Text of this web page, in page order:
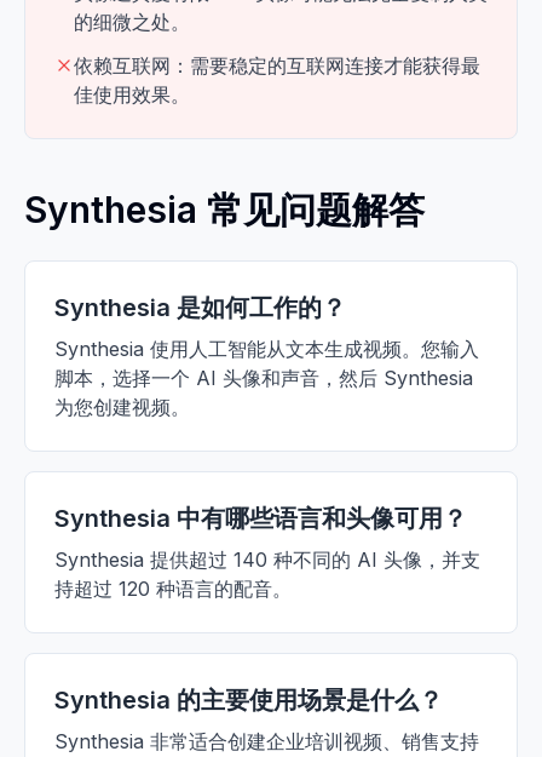
的细微之处。
依赖互联网：需要稳定的互联网连接才能获得最
佳使用效果。
Synthesia 常见问题解答
Synthesia 是如何工作的？
Synthesia 使用人工智能从文本生成视频。您输入
脚本，选择一个 AI 头像和声音，然后 Synthesia
为您创建视频。
Synthesia 中有哪些语言和头像可用？
Synthesia 提供超过 140 种不同的 AI 头像，并支
持超过 120 种语言的配音。
Synthesia 的主要使用场景是什么？
Synthesia 非常适合创建企业培训视频、销售支持